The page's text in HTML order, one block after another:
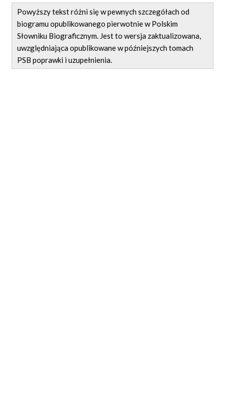
Powyższy tekst różni się w pewnych szczegółach od
biogramu opublikowanego pierwotnie w Polskim
Słowniku Biograficznym. Jest to wersja zaktualizowana,
uwzględniająca opublikowane w późniejszych tomach
PSB poprawki i uzupełnienia.